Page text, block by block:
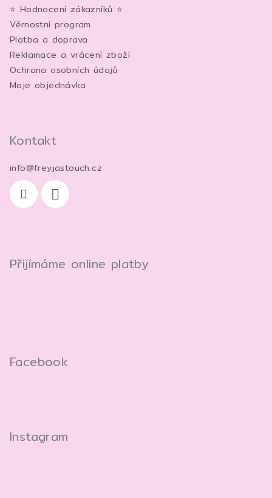
⭐ Hodnocení zákazníků ⭐
Věrnostní program
Platba a doprava
Reklamace a vrácení zboží
Ochrana osobních údajů
Moje objednávka
Kontakt
info@freyjastouch.cz
Přijímáme online platby
Facebook
Instagram